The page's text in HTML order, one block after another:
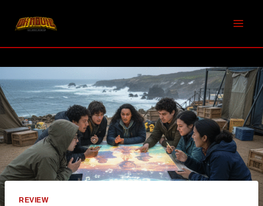
REVIEW